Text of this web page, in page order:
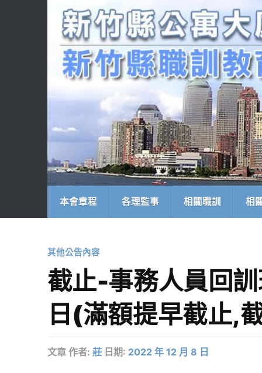
本會章程 各理監事 相關職訓 相
其他公告內容
截止-事務人員回
日(滿額提早截止,
文章 作者: 莊 日期: 2022 年 12 月 8 日